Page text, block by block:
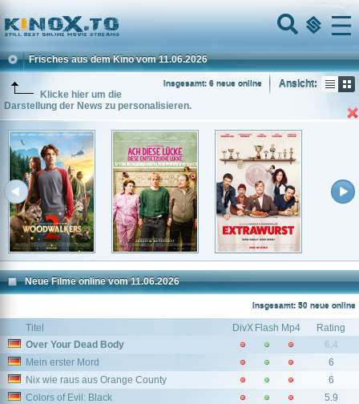
Home
Menu
Frisches aus dem Kino vom 11.06.2026
Ansicht:
Insgesamt: 6 neue online
Klicke hier um die
Darstellung der News zu personalisieren.
Neue Filme online vom 11.06.2026
Insgesamt: 50 neue online
Titel DivX Flash Mp4
Rating
Over Your Dead Body
6.4
Mein erster Mord
6
Nix wie raus aus Orange County
6
Colors of Evil: Black
5.9